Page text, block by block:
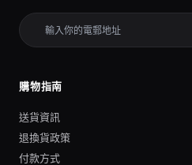
購物指南
送貨資訊
退換貨政策
付款方式